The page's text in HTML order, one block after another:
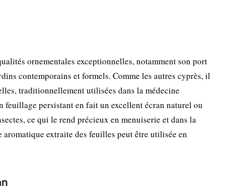
ornementales exceptionnelles, notamment son port
contemporains et formels. Comme les autres cyprès, il
traditionnellement utilisées dans la médecine
feuillage persistant en fait un excellent écran naturel ou
ce qui le rend précieux en menuiserie et dans la
extraite des feuilles peut être utilisée en